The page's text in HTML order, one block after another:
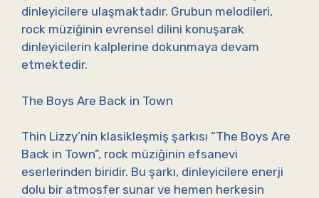
dinleyicilere ulaşmaktadır. Grubun melodileri,
rock müziğinin evrensel dilini konuşarak
dinleyicilerin kalplerine dokunmaya devam
etmektedir.
The Boys Are Back in Town
Thin Lizzy’nin klasikleşmiş şarkısı “The Boys Are
Back in Town”, rock müziğinin efsanevi
eserlerinden biridir. Bu şarkı, dinleyicilere enerji
dolu bir atmosfer sunar ve hemen herkesin